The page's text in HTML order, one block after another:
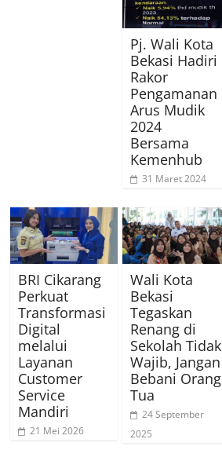
Pj. Wali Kota
Bekasi Hadiri
Rakor
Pengamanan
Arus Mudik
2024
Bersama
Kemenhub
31 Maret 2024
BRI Cikarang
Perkuat
Transformasi
Digital
melalui
Layanan
Customer
Service
Mandiri
21 Mei 2026
Wali Kota
Bekasi
Tegaskan
Renang di
Sekolah Tidak
Wajib, Jangan
Bebani Orang
Tua
24 September
2025